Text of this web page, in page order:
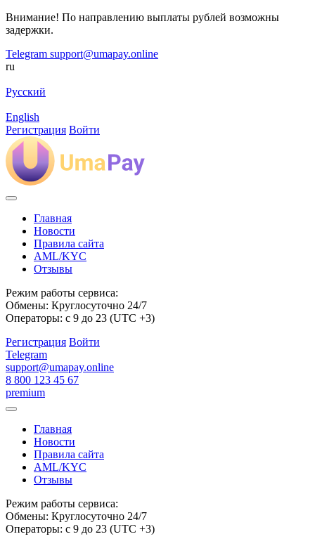
Внимание! По направлению выплаты рублей возможны
задержки.
Telegram support@umapay.online
ru
Русский
English
Регистрация Войти
Главная
Новости
Правила сайта
AML/KYC
Отзывы
Режим работы сервиса:
Обмены: Круглосуточно 24/7
Операторы: с 9 до 23 (UTC +3)
Регистрация Войти
Telegram
support@umapay.online
8 800 123 45 67
premium
Главная
Новости
Правила сайта
AML/KYC
Отзывы
Режим работы сервиса:
Обмены: Круглосуточно 24/7
Операторы: с 9 до 23 (UTC +3)